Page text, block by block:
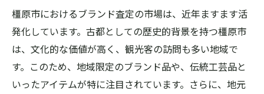
れ
橿原市の査定プロセスでの重要なポイント
査定担当者が見るブランド品のチェックポ
イント
橿原市での査定に必要な書類と提出方法
橿原市におけるブランド査定の市場は、近年ますます活
発化しています。古都としての歴史的背景を持つ橿原市
は、文化的な価値が高く、観光客の訪問も多い地域で
す。このため、地域限定のブランド品や、伝統工芸品と
いったアイテムが特に注目されています。さらに、地元